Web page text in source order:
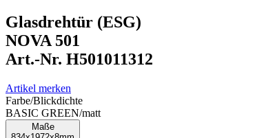
Glasdrehtür (ESG)
NOVA 501
Art.-Nr. H501011312
Artikel merken
Farbe/Blickdichte
BASIC GREEN/matt
Maße